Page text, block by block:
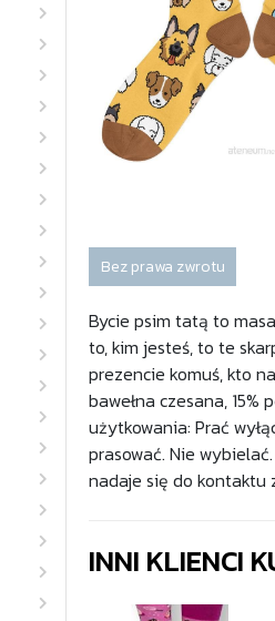
Bez prawa zwrotu
Bycie psim tatą to
to, kim jesteś, to te
prezencie komuś, kto
bawełna czesana,
użytkowania: Prać
prasować. Nie
nadaje się do kontaktu
INNI KLIENCI